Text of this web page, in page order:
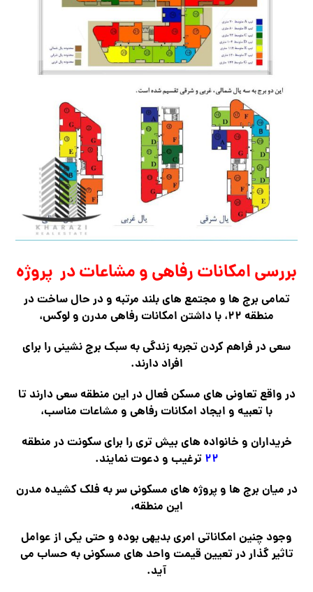
بررسی امکانات رفاهی و مشاعات در پروژه
تمامی برج ها و مجتمع های بلند مرتبه و در حال ساخت در
منطقه ۲۲، با داشتن امکانات رفاهی مدرن و لوکس،
سعی در فراهم کردن تجربه زندگی به سبک برج نشینی را برای
افراد دارند.
در واقع تعاونی های مسکن فعال در این منطقه سعی دارند تا
با تعبیه و ایجاد امکانات رفاهی و مشاعات مناسب،
خریداران و خانواده های بیش تری را برای سکونت در منطقه
۲۲ ترغیب و دعوت نمایند.
در میان برج ها و پروژه های مسکونی سر به فلک کشیده مدرن
این منطقه،
وجود چنین امکاناتی امری بدیهی بوده و حتی یکی از عوامل
تاثیر گذار در تعیین قیمت واحد های مسکونی به حساب می
آید.